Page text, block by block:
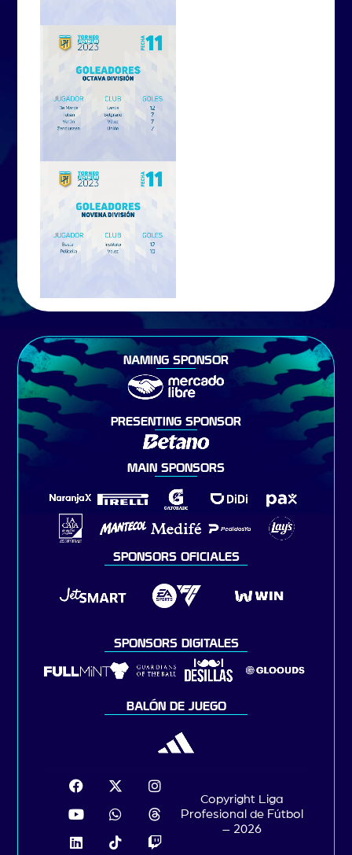
NAMING SPONSOR
PRESENTING SPONSOR
MAIN SPONSORS
SPONSORS OFICIALES
SPONSORS DIGITALES
BALÓN DE JUEGO
Copyright Liga
Profesional de Fútbol
– 2026